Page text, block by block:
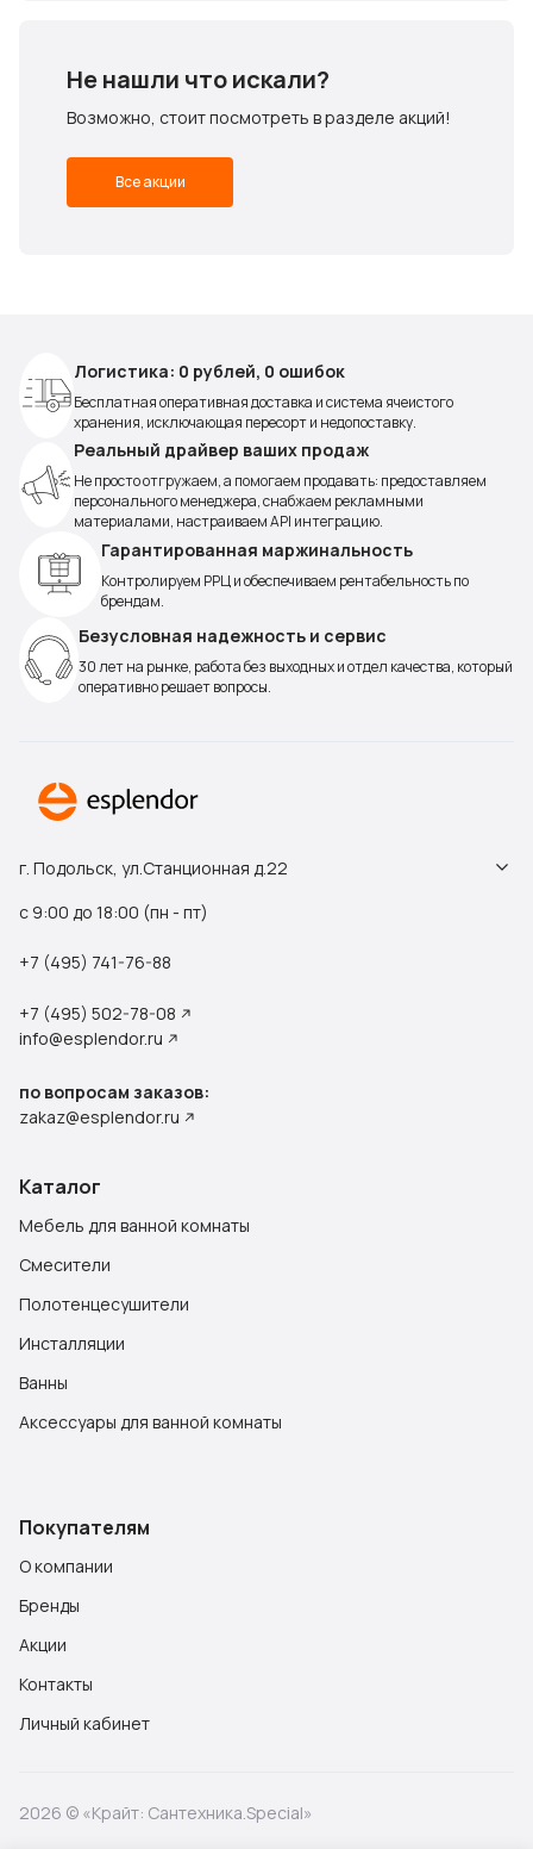
Не нашли что искали?
Возможно, стоит посмотреть в разделе акций!
Все акции
Логистика: 0 рублей, 0 ошибок
Бесплатная оперативная доставка и система ячеистого
хранения, исключающая пересорт и недопоставку.
Реальный драйвер ваших продаж
Не просто отгружаем, а помогаем продавать: предоставляем
персонального менеджера, снабжаем рекламными
материалами, настраиваем API интеграцию.
Гарантированная маржинальность
Контролируем РРЦ и обеспечиваем рентабельность по
брендам.
Безусловная надежность и сервис
30 лет на рынке, работа без выходных и отдел качества, который
оперативно решает вопросы.
г. Подольск, ул.Станционная д.22
с 9:00 до 18:00 (пн - пт)
+7 (495) 741-76-88
+7 (495) 502-78-08
info@esplendor.ru
по вопросам заказов:
zakaz@esplendor.ru
Каталог
Мебель для ванной комнаты
Смесители
Полотенцесушители
Инсталляции
Ванны
Аксессуары для ванной комнаты
Покупателям
О компании
Бренды
Акции
Контакты
Личный кабинет
2026 © «Крайт: Сантехника.Special»